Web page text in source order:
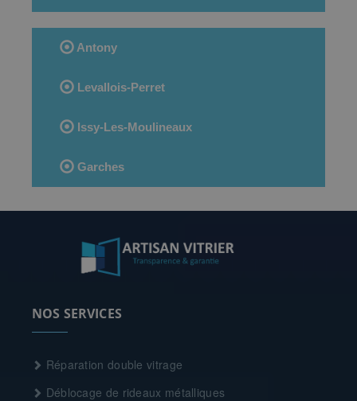
Antony
Levallois-Perret
Issy-Les-Moulineaux
Garches
NOS SERVICES
Réparation double vitrage
Déblocage de rideaux métalliques